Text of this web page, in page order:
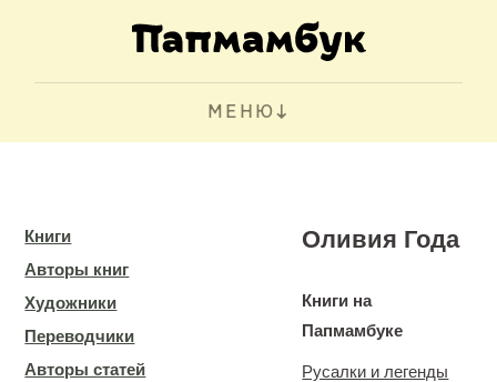
МЕНЮ
Книги
Авторы книг
Художники
Переводчики
Авторы статей
Оливия Года
Книги на
Папмамбуке
Русалки и легенды